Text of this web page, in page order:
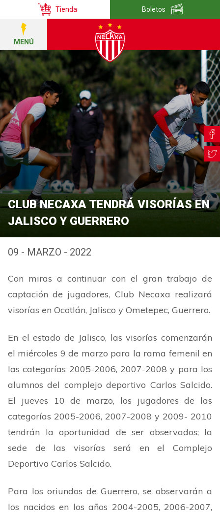
Tienda Boletos
MENÚ
CLUB NECAXA TENDRÁ VISORÍAS EN
JALISCO Y GUERRERO
09 - MARZO - 2022
Con miras a continuar con el gran trabajo de
captación de jugadores, Club Necaxa realizará
visorías en Ocotlán, Jalisco y Ometepec, Guerrero.
En el estado de Jalisco, las visorías comenzarán
el miércoles 9 de marzo para la rama femenil en
las categorías 2005-2006, 2007-2008 y para los
alumnos del complejo deportivo Carlos Salcido.
El jueves 10 de marzo, los jugadores de las
categorías 2005-2006, 2007-2008 y 2009- 2010
tendrán la oportunidad de ser observados; la
sede de las visorías será en el Complejo
Deportivo Carlos Salcido.
Para los oriundos de Guerrero, se observarán a
los nacidos en los años 2004-2005, 2006-2007,